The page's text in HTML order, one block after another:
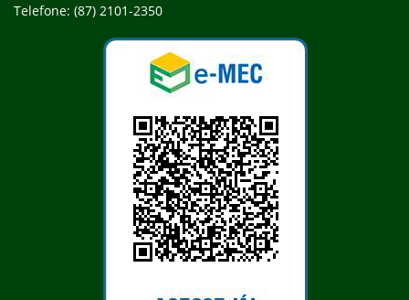
Telefone: (87) 2101-2350